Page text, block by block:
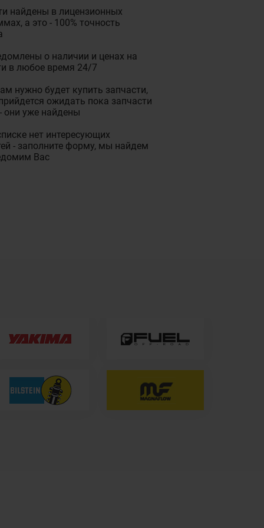
найдены в лицензионных
а это - 100% точность
о наличии и ценах на
в любое время 24/7
нужно будет купить запчасти,
ожидать пока запчасти
они уже найдены
нет интересующих
- заполните форму, мы найдем
Вас